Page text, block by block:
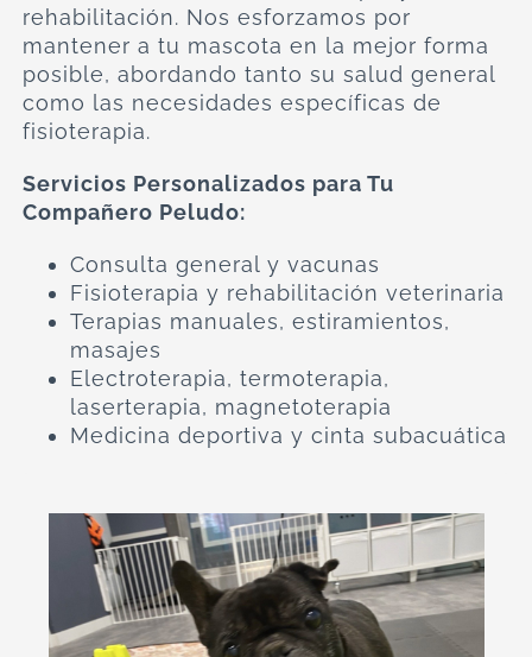
rehabilitación. Nos esforzamos por
mantener a tu mascota en la mejor forma
posible, abordando tanto su salud general
como las necesidades específicas de
fisioterapia.
Servicios Personalizados para Tu
Compañero Peludo:
Consulta general y vacunas
Fisioterapia y rehabilitación veterinaria
Terapias manuales, estiramientos,
masajes
Electroterapia, termoterapia,
laserterapia, magnetoterapia
Medicina deportiva y cinta subacuática